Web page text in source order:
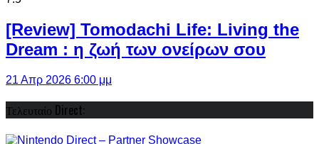
[Review] Tomodachi Life: Living the
Dream : η ζωή των ονείρων σου
21 Απρ 2026 6:00 μμ
Τελευταίο Direct: